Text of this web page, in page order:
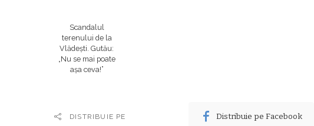
Scandalul
terenului de la
Vlădești. Gutău:
„Nu se mai poate
așa ceva!”
DISTRIBUIE PE Distribuie pe Facebook